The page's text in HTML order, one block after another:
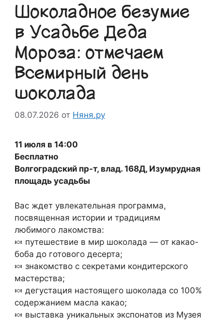
Шоколадное безумие
в Усадьбе Деда
Мороза: отмечаем
Всемирный день
шоколада
08.07.2026 от Няня.ру
11 июля в 14:00
Бесплатно
Волгоградский пр-т, влад. 168Д, Изумрудная
площадь усадьбы
Вас ждет увлекательная программа,
посвященная истории и традициям
любимого лакомства:
🍬 путешествие в мир шоколада — от какао-
боба до готового десерта;
🍬 знакомство с секретами кондитерского
мастерства;
🍬 дегустация настоящего шоколада со 100%
содержанием масла какао;
🍬 выставка уникальных экспонатов из Музея